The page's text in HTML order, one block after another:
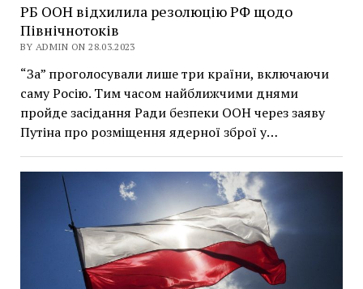
РБ ООН відхилила резолюцію РФ щодо
Північнотоків
BY ADMIN ON 28.03.2023
“За” проголосували лише три країни, включаючи
саму Росію. Тим часом найближчими днями
пройде засідання Ради безпеки ООН через заяву
Путіна про розміщення ядерної зброї у…